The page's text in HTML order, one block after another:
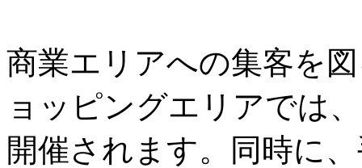
商業エリアへの集客を
ョッピングエリアでは
開催されます。同時に